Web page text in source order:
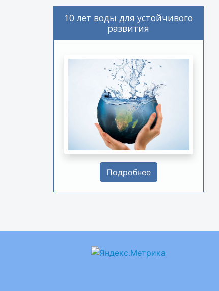
10 лет воды для устойчивого
развития
Подробнее